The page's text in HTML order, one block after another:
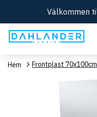
Välkommen
Hem Frontplast